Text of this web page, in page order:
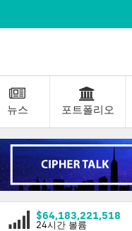
뉴스 포트폴리오
$64,183,221,518
24시간 볼륨